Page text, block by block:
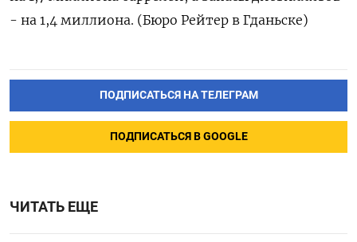
- на 1,4 миллиона. (Бюро Рейтер в Гданьске)
ПОДПИСАТЬСЯ НА ТЕЛЕГРАМ
ПОДПИСАТЬСЯ В GOOGLE
ЧИТАТЬ ЕЩЕ